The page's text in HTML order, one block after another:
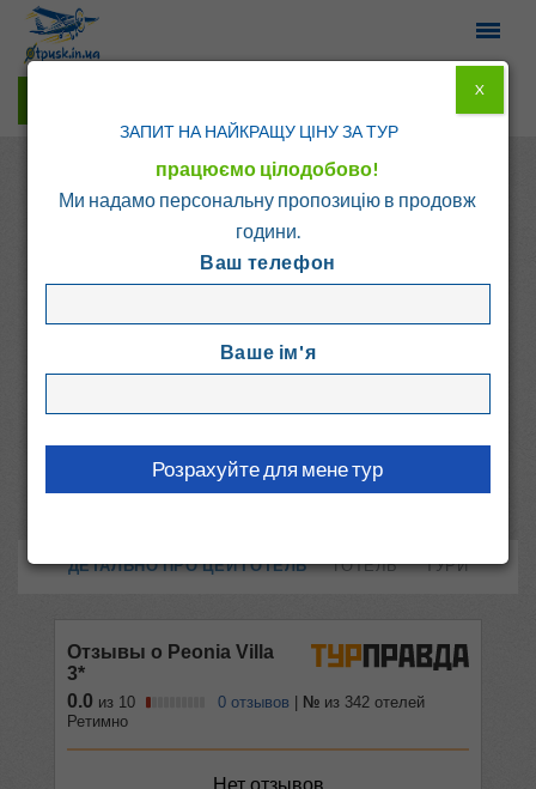
Греція о. Крит - Ретимно
Греція, о. Крит - Ретимно
ДЕТАЛЬНО ПРО ЦЕЙ ГОТЕЛЬ ГОТЕЛЬ ТУРИ
ЗАПИТ НА НАЙКРАЩУ ЦІНУ ЗА ТУР
працюємо цілодобово!
Ми надамо персональну пропозицію в продовж
години.
Ваш телефон
Ваше ім'я
X